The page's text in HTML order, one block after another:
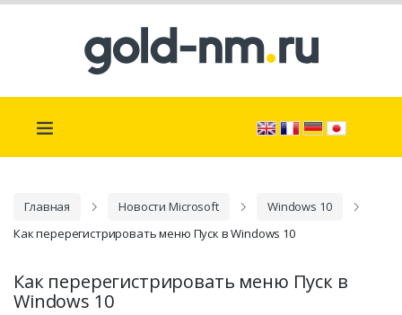
Главная Новости Microsoft
Windows 10
Как перерегистрировать меню Пуск в Windows 10
Как перерегистрировать меню Пуск в
Windows 10